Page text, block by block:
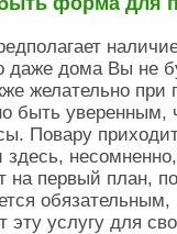
даже дома Вы не
желательно при
быть уверенным,
Повару
на первый план,
услугу для